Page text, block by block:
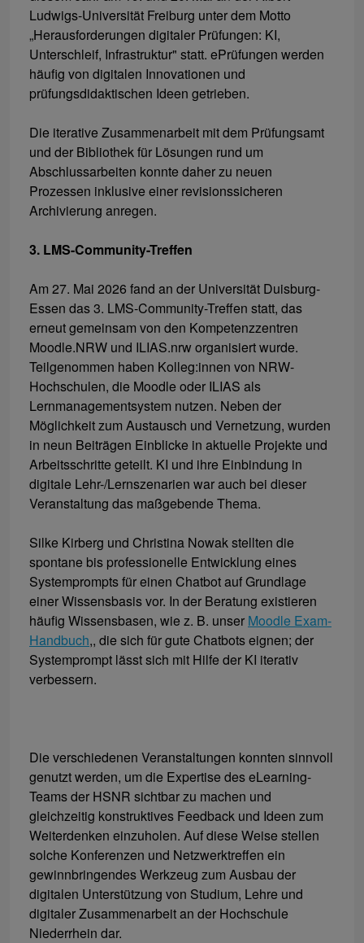
Ludwigs-Universität Freiburg unter dem Motto
„Herausforderungen digitaler Prüfungen: KI,
Unterschleif, Infrastruktur" statt. ePrüfungen werden
häufig von digitalen Innovationen und
prüfungsdidaktischen Ideen getrieben.
Die iterative Zusammenarbeit mit dem Prüfungsamt
und der Bibliothek für Lösungen rund um
Abschlussarbeiten konnte daher zu neuen
Prozessen inklusive einer revisionssicheren
Archivierung anregen.
3. LMS-Community-Treffen
Am 27. Mai 2026 fand an der Universität Duisburg-
Essen das 3. LMS-Community-Treffen statt, das
erneut gemeinsam von den Kompetenzzentren
Moodle.NRW und ILIAS.nrw organisiert wurde.
Teilgenommen haben Kolleg:innen von NRW-
Hochschulen, die Moodle oder ILIAS als
Lernmanagementsystem nutzen. Neben der
Möglichkeit zum Austausch und Vernetzung, wurden
in neun Beiträgen Einblicke in aktuelle Projekte und
Arbeitsschritte geteilt. KI und ihre Einbindung in
digitale Lehr-/Lernszenarien war auch bei dieser
Veranstaltung das maßgebende Thema.
Silke Kirberg und Christina Nowak stellten die
spontane bis professionelle Entwicklung eines
Systemprompts für einen Chatbot auf Grundlage
einer Wissensbasis vor. In der Beratung existieren
häufig Wissensbasen, wie z. B. unser Moodle Exam-
Handbuch,, die sich für gute Chatbots eignen; der
Systemprompt lässt sich mit Hilfe der KI iterativ
verbessern.
Die verschiedenen Veranstaltungen konnten sinnvoll
genutzt werden, um die Expertise des eLearning-
Teams der HSNR sichtbar zu machen und
gleichzeitig konstruktives Feedback und Ideen zum
Weiterdenken einzuholen. Auf diese Weise stellen
solche Konferenzen und Netzwerktreffen ein
gewinnbringendes Werkzeug zum Ausbau der
digitalen Unterstützung von Studium, Lehre und
digitaler Zusammenarbeit an der Hochschule
Niederrhein dar.